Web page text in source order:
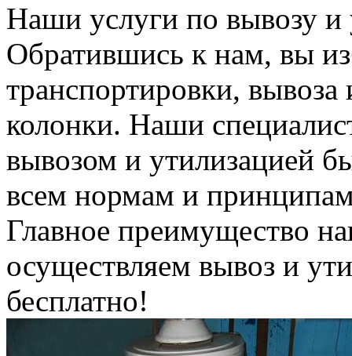
Наши услуги по вывозу и
Обратившись к нам, вы
транспортировки, вывоза
колонки. Наши
вывозом и утилизацией
всем нормам и
Главное преимущество
осуществляем вывоз и
бесплатно!